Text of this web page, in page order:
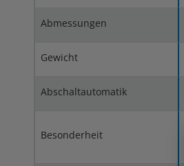
Abmessungen
Gewicht
Abschaltautomatik
Besonderheit